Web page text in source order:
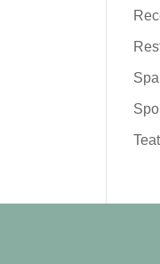
Spa